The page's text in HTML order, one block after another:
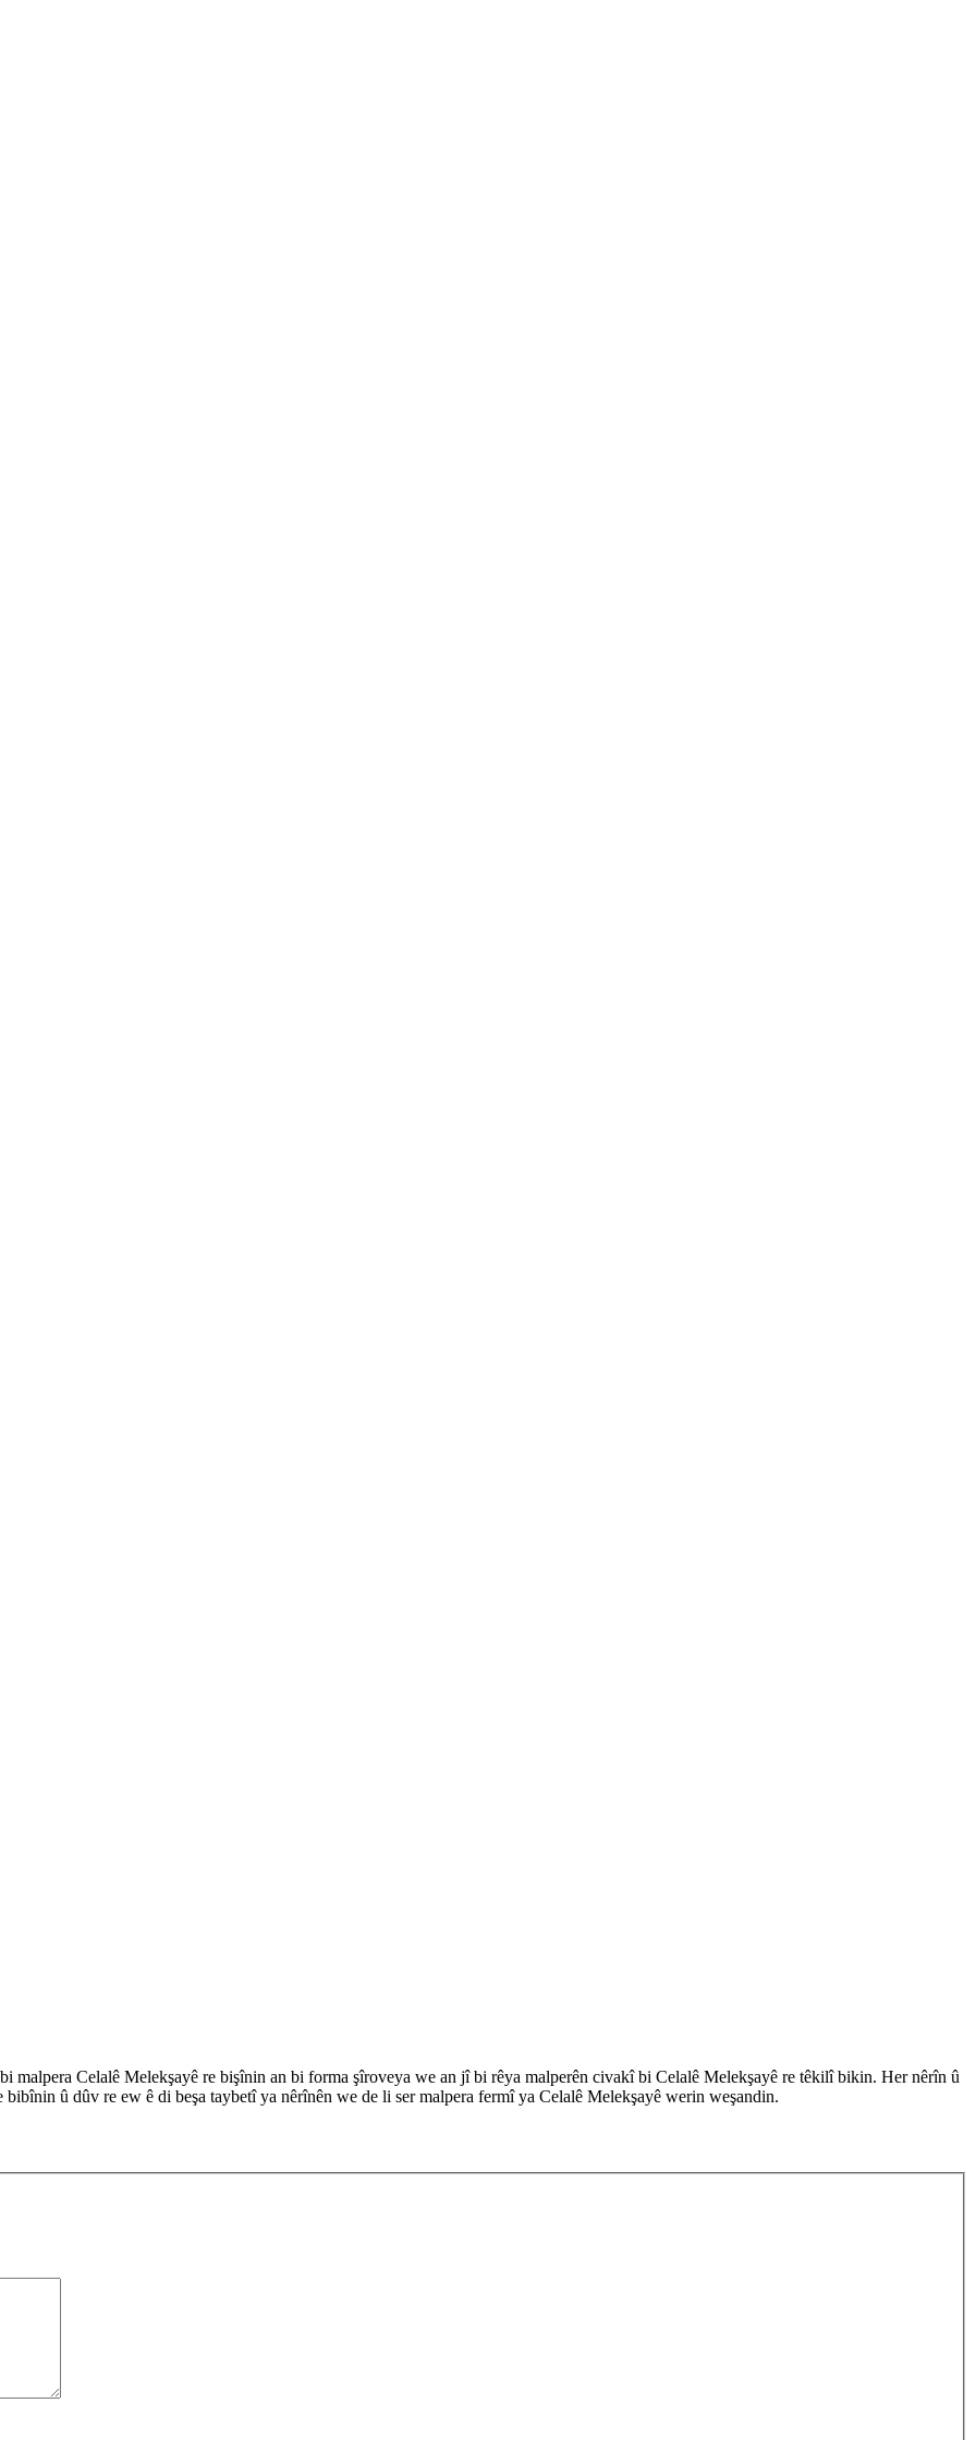
malpera Celalê Melekşayê re bişînin an bi forma şîroveya we an jî bi rêya malperên civakî bi Celalê Melekşayê re têkilî bikin. Her nêrîn û
û dûv re ew ê di beşa taybetî ya nêrînên we de li ser malpera fermî ya Celalê Melekşayê werin weşandin.